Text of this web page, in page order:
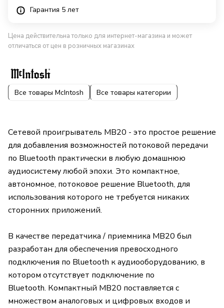
Гарантия 5 лет
Цена действительна только для интернет-магазина и может
отличаться от цен в розничных магазинах
Все товары McIntosh Все товары категории
Сетевой проигрыватель MB20 - это простое решение
для добавления возможностей потоковой передачи
по Bluetooth практически в любую домашнюю
аудиосистему любой эпохи. Это компактное,
автономное, потоковое решение Bluetooth, для
использования которого не требуется никаких
сторонних приложений.
В качестве передатчика / приемника MB20 был
разработан для обеспечения превосходного
подключения по Bluetooth к аудиооборудованию, в
котором отсутствует подключение по
Bluetooth. Компактный MB20 поставляется с
множеством аналоговых и цифровых входов и